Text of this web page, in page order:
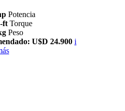
Potencia
ft Torque
Peso
U$D 24.900 i